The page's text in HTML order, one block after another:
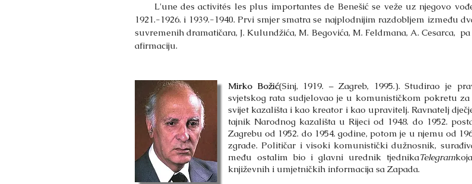
L'une des activités les plus importantes de Benešić se veže uz njegovo
1921.-1926. i 1939.-1940. Prvi smjer smatra se najplodnijim razdobljem između
suvremenih dramatičara, J. Kulundžića, M. Begovića, M. Feldmana, A. Cesarca,
afirmaciju.
Mirko Božić(Sinj, 1919. – Zagreb, 1995.). Studirao je
svjetskog rata sudjelovao je u komunističkom pokretu za
svijet kazališta i kao kreator i kao upravitelj. Ravnatelj
tajnik Narodnog kazališta u Rijeci od 1948. do 1952.
Zagrebu od 1952. do 1954. godine, potom je u njemu od
zgrade. Političar i visoki komunistički dužnosnik,
među ostalim bio i glavni urednik tjednikaTelegram
književnih i umjetničkih informacija sa Zapada.